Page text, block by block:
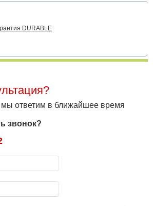
DURABLE
мы ответим в ближайшее время
звонок?